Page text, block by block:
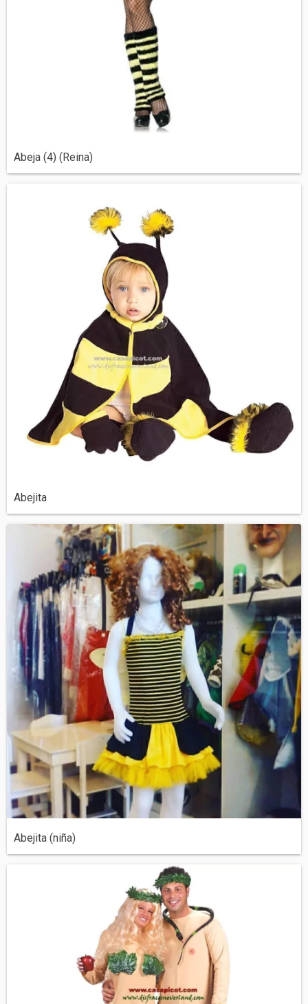
Abeja (4) (Reina)
Abejita
Abejita (niña)